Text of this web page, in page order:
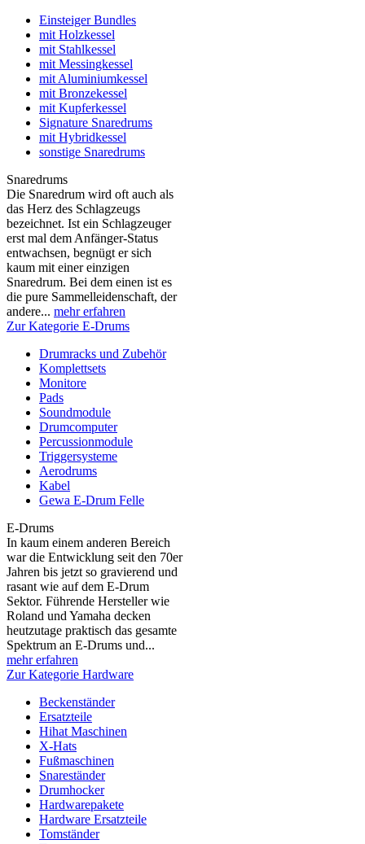
Einsteiger Bundles
mit Holzkessel
mit Stahlkessel
mit Messingkessel
mit Aluminiumkessel
mit Bronzekessel
mit Kupferkessel
Signature Snaredrums
mit Hybridkessel
sonstige Snaredrums
Snaredrums
Die Snaredrum wird oft auch als
das Herz des Schlagzeugs
bezeichnet. Ist ein Schlagzeuger
erst mal dem Anfänger-Status
entwachsen, begnügt er sich
kaum mit einer einzigen
Snaredrum. Bei dem einen ist es
die pure Sammelleidenschaft, der
andere... mehr erfahren
Zur Kategorie E-Drums
Drumracks und Zubehör
Komplettsets
Monitore
Pads
Soundmodule
Drumcomputer
Percussionmodule
Triggersysteme
Aerodrums
Kabel
Gewa E-Drum Felle
E-Drums
In kaum einem anderen Bereich
war die Entwicklung seit den 70er
Jahren bis jetzt so gravierend und
rasant wie auf dem E-Drum
Sektor. Führende Hersteller wie
Roland und Yamaha decken
heutzutage praktisch das gesamte
Spektrum an E-Drums und...
mehr erfahren
Zur Kategorie Hardware
Beckenständer
Ersatzteile
Hihat Maschinen
X-Hats
Fußmaschinen
Snareständer
Drumhocker
Hardwarepakete
Hardware Ersatzteile
Tomständer